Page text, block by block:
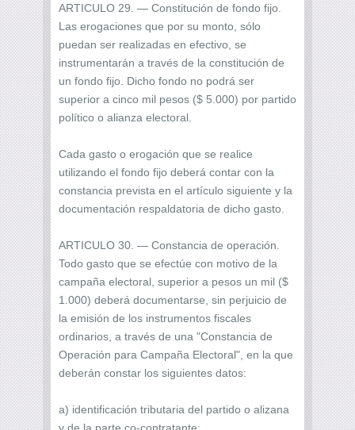
ARTICULO 29. — Constitución de fondo fijo.
Las erogaciones que por su monto, sólo
puedan ser realizadas en efectivo, se
instrumentarán a través de la constitución de
un fondo fijo. Dicho fondo no podrá ser
superior a cinco mil pesos ($ 5.000) por partido
político o alianza electoral.
Cada gasto o erogación que se realice
utilizando el fondo fijo deberá contar con la
constancia prevista en el artículo siguiente y la
documentación respaldatoria de dicho gasto.
ARTICULO 30. — Constancia de operación.
Todo gasto que se efectúe con motivo de la
campaña electoral, superior a pesos un mil ($
1.000) deberá documentarse, sin perjuicio de
la emisión de los instrumentos fiscales
ordinarios, a través de una "Constancia de
Operación para Campaña Electoral", en la que
deberán constar los siguientes datos:
a) identificación tributaria del partido o alizana
y de la parte co-contratante;